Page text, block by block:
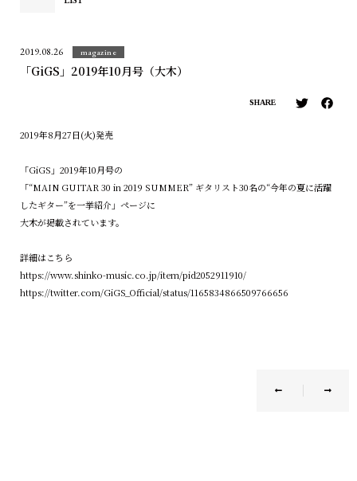
2019.08.26 magazine
「GiGS」2019年10月号（大木）
SHARE
2019年8月27日(火)発売
「GiGS」2019年10月号の
「“MAIN GUITAR 30 in 2019 SUMMER” ギタリスト30名の“今年の夏に活躍
したギター”を一挙紹介」ページに
大木が掲載されています。
詳細はこちら
https://www.shinko-music.co.jp/item/pid2052911910/
https://twitter.com/GiGS_Official/status/1165834866509766656